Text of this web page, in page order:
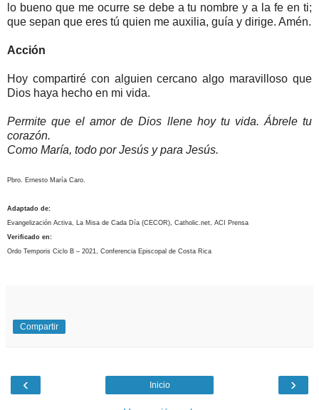
lo bueno que me ocurre se debe a tu nombre y a la fe en ti;
que sepan que eres tú quien me auxilia, guía y dirige. Amén.
Acción
Hoy compartiré con alguien cercano algo maravilloso que
Dios haya hecho en mi vida.
Permite que el amor de Dios llene hoy tu vida. Ábrele tu
corazón.
Como María, todo por Jesús y para Jesús.
Pbro. Ernesto María Caro.
Adaptado de:
Evangelización Activa, La Misa de Cada Día (CECOR), Catholic.net, ACI Prensa
Verificado en:
Ordo Temporis Ciclo B – 2021, Conferencia Episcopal de Costa Rica
Compartir
‹ ›
Inicio